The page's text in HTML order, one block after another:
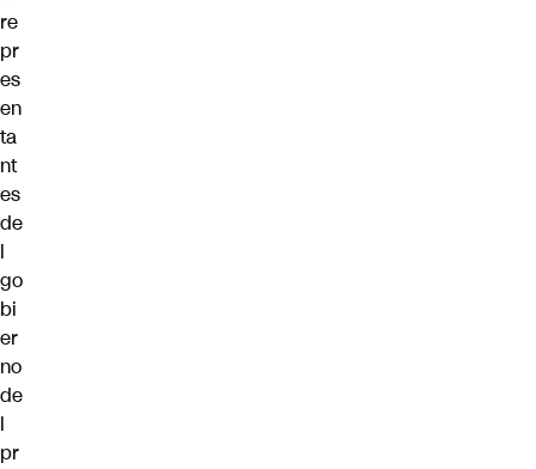
re
pr
es
en
ta
nt
es
de
l
go
bi
er
no
de
l
pr